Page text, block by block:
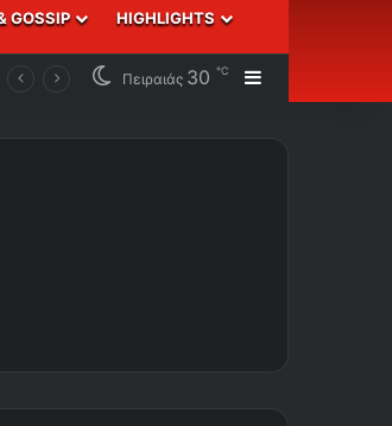
GOSSIP HIGHLIGHTS
Πειραιάς 30 ℃ Sidebar